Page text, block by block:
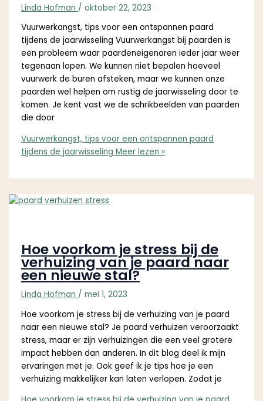
Linda Hofman / oktober 22, 2023
Vuurwerkangst, tips voor een ontspannen paard
tijdens de jaarwisseling Vuurwerkangst bij paarden is
een probleem waar paardeneigenaren ieder jaar weer
tegenaan lopen. We kunnen niet bepalen hoeveel
vuurwerk de buren afsteken, maar we kunnen onze
paarden wel helpen om rustig de jaarwisseling door te
komen. Je kent vast we de schrikbeelden van paarden
die door
Vuurwerkangst, tips voor een ontspannen paard
tijdens de jaarwisseling Meer lezen »
Hoe voorkom je stress bij de
verhuizing van je paard naar
een nieuwe stal?
Linda Hofman / mei 1, 2023
Hoe voorkom je stress bij de verhuizing van je paard
naar een nieuwe stal? Je paard verhuizen veroorzaakt
stress, maar er zijn verhuizingen die een veel grotere
impact hebben dan anderen. In dit blog deel ik mijn
ervaringen met je. Ook geef ik je tips hoe je een
verhuizing makkelijker kan laten verlopen. Zodat je